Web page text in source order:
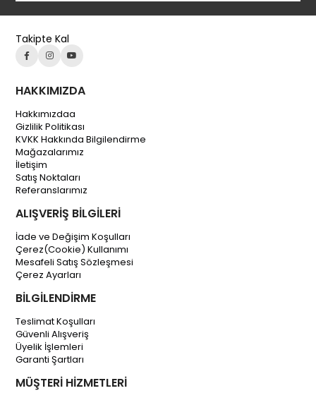
Takipte Kal
HAKKIMIZDA
Hakkımızdaa
Gizlilik Politikası
KVKK Hakkında Bilgilendirme
Mağazalarımız
İletişim
Satış Noktaları
Referanslarımız
ALIŞVERİŞ BİLGİLERİ
İade ve Değişim Koşulları
Çerez(Cookie) Kullanımı
Mesafeli Satış Sözleşmesi
Çerez Ayarları
BİLGİLENDİRME
Teslimat Koşulları
Güvenli Alışveriş
Üyelik İşlemleri
Garanti Şartları
MÜŞTERİ HİZMETLERİ